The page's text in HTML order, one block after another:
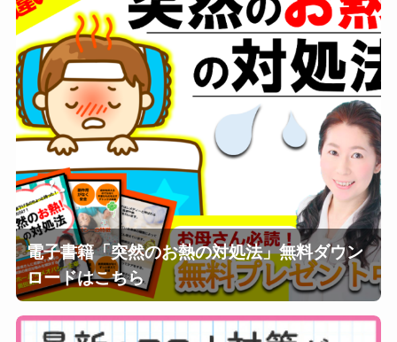
電子書籍「突然のお熱の対処法」無料ダウン
ロードはこちら